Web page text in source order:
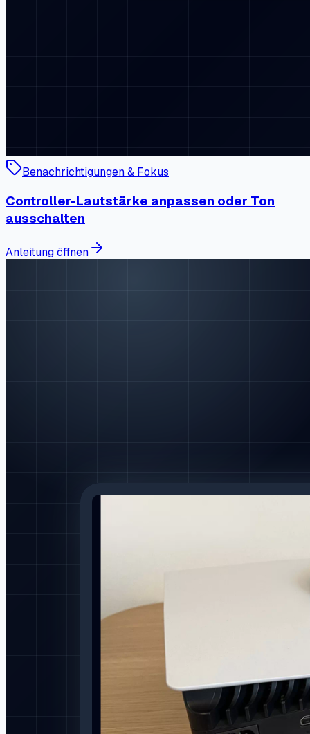
Benachrichtigungen & Fokus
Controller-Lautstärke anpassen oder Ton
ausschalten
Anleitung öffnen